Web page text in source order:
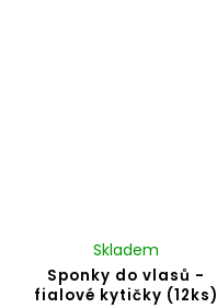
Sponky do vlasů -
fialové kytičky (12ks)
Skladem